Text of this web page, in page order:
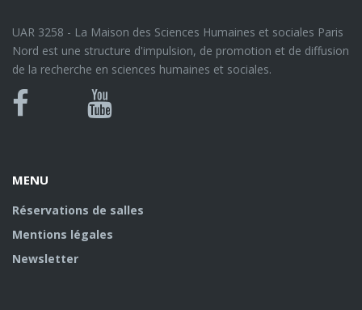
UAR 3258 - La Maison des Sciences Humaines et sociales Paris
Nord est une structure d'impulsion, de promotion et de diffusion
de la recherche en sciences humaines et sociales.
Bluesky
Canal
MENU
Réservations de salles
Mentions légales
Newsletter